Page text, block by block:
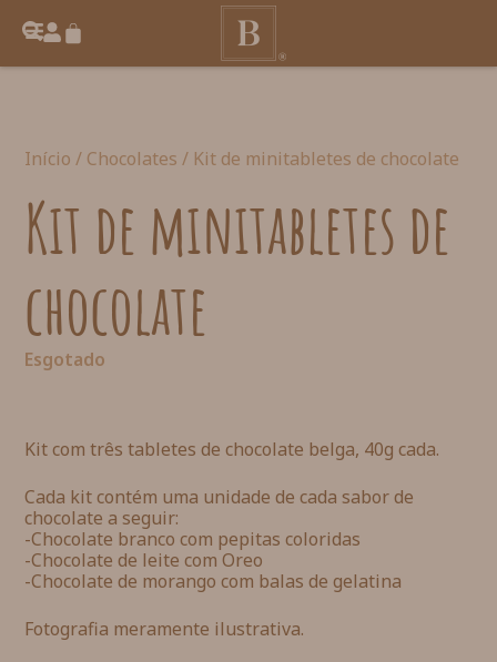
Início / Chocolates / Kit de minitabletes de chocolate
Kit de minitabletes de
chocolate
Kit com três tabletes de chocolate belga, 40g cada.
Cada kit contém uma unidade de cada sabor de
chocolate a seguir:
-Chocolate branco com pepitas coloridas
-Chocolate de leite com Oreo
-Chocolate de morango com balas de gelatina
Fotografia meramente ilustrativa.
Esgotado